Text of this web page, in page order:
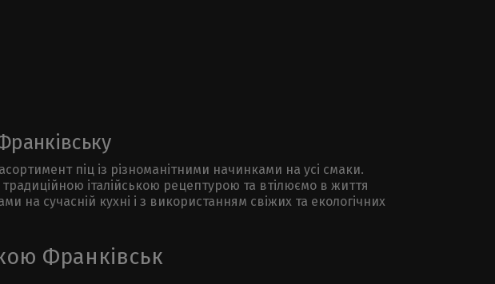
піц із різноманітними начинками на усі смаки.
італійською рецептурою та втілюємо в життя
на сучасній кухні і з використанням свіжих та екологічних
Франківськ